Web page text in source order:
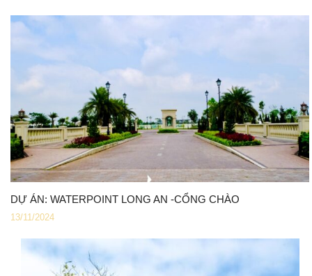
DỰ ÁN: WATERPOINT LONG AN -CỔNG CHÀO
13/11/2024